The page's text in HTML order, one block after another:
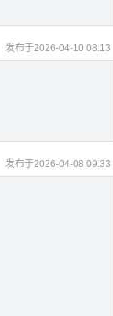
发布于2026-04-10 08:13
发布于2026-04-08 09:33